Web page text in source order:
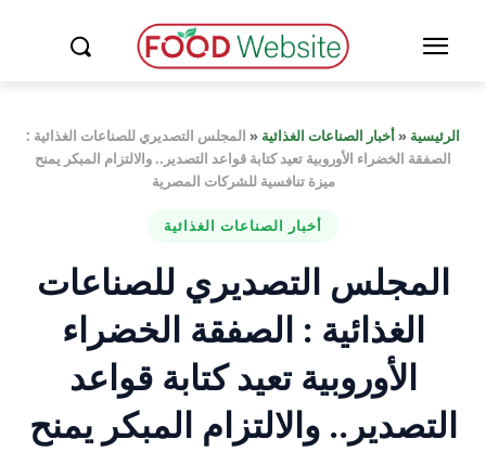
الرئيسية «أخبار الصناعات الغذائية « المجلس التصديري للصناعات الغذائية :
الصفقة الخضراء الأوروبية تعيد كتابة قواعد التصدير.. والالتزام المبكر يمنح
ميزة تنافسية للشركات المصرية
أخبار الصناعات الغذائية
المجلس التصديري للصناعات
الغذائية : الصفقة الخضراء
الأوروبية تعيد كتابة قواعد
التصدير.. والالتزام المبكر يمنح